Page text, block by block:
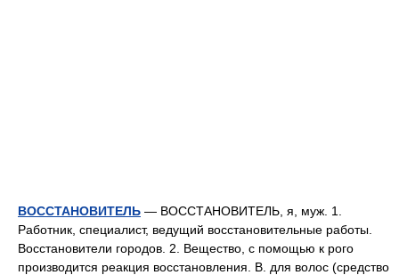
ВОССТАНОВИТЕЛЬ — ВОССТАНОВИТЕЛЬ, я, муж. 1.
Работник, специалист, ведущий восстановительные работы.
Восстановители городов. 2. Вещество, с помощью к рого
производится реакция восстановления. В. для волос (средство